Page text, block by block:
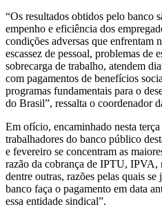
“Os resultados obtidos pelo banco
empenho e eficiência dos
condições adversas que enfrentam
escassez de pessoal, problemas de
sobrecarga de trabalho, atendem
com pagamentos de benefícios
programas fundamentais para o
do Brasil”, ressalta o coordenador
Em ofício, encaminhado nesta
trabalhadores do banco público
e fevereiro se concentram as
razão da cobrança de IPTU, IPVA,
dentre outras, razões pelas quais
banco faça o pagamento em data
essa entidade sindical”.